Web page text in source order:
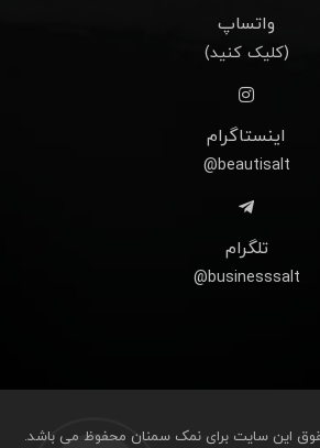
واتساپ
(کلیک کنید)
اینستاگرام
beautisalt@
تلگرام
businesssalt@
این سایت برای نمک سمنان محفوظ می باشد.